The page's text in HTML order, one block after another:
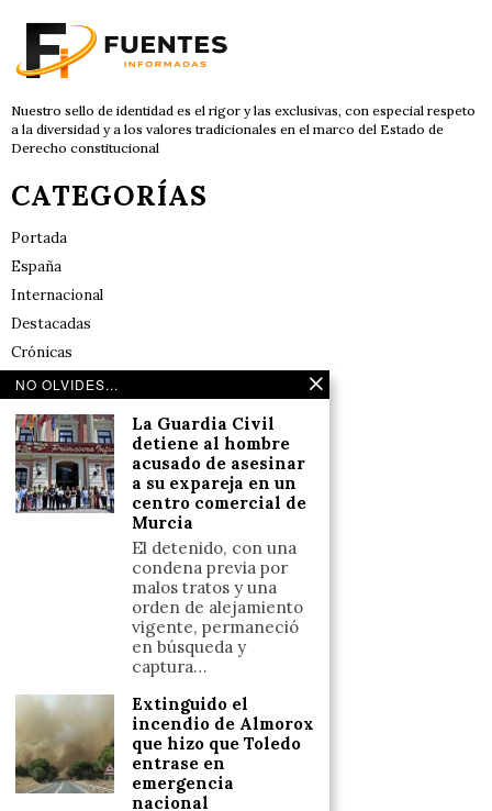
Nuestro sello de identidad es el rigor y las exclusivas, con especial respeto
a la diversidad y a los valores tradicionales en el marco del Estado de
Derecho constitucional
CATEGORÍAS
Portada
España
Internacional
Destacadas
Crónicas
Noticias de deportes en España
Reflexiones
LINKS
Política de cookies (UE)
Términos y condiciones
+34633110958
Escríbenos
NO OLVIDES...
La Guardia Civil
detiene al hombre
acusado de asesinar
a su expareja en un
centro comercial de
Murcia
El detenido, con una
condena previa por
malos tratos y una
orden de alejamiento
vigente, permaneció
en búsqueda y
captura…
Extinguido el
incendio de Almorox
que hizo que Toledo
entrase en
emergencia
nacional